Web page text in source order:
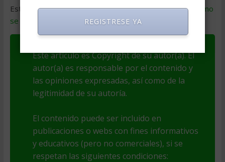
Este sitio usa Akismet para reducir el spam.Aprende cómo
se procesan los datos de tus comentarios
Este artículo es Copyright de su autor(a). El
autor(a) es responsable por el contenido y
las opiniones expresadas, así como de la
legitimidad de su autoría.
El contenido puede ser incluido en
publicaciones o webs con fines informativos
y educativos (pero no comerciales), si se
respetan las siguientes condiciones:
REGISTRESE YA